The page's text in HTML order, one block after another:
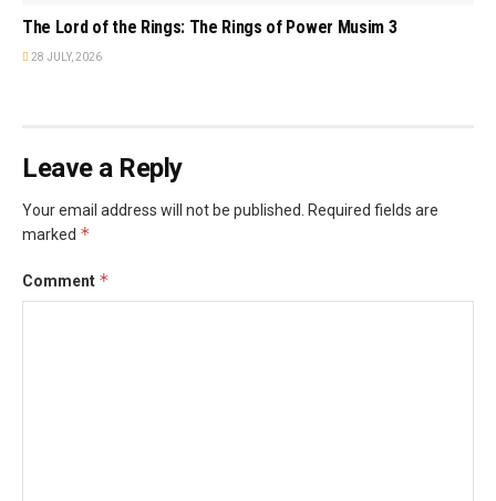
The Lord of the Rings: The Rings of Power Musim 3
28 JULY, 2026
Leave a Reply
Your email address will not be published.
Required fields are
marked *
Comment *